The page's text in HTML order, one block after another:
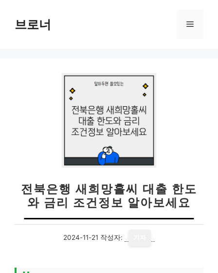
브로너 메
전북은행 새희망홀씨 대출 한도
와 금리 조건정보 알아보세요
2024-11-21 작성자: